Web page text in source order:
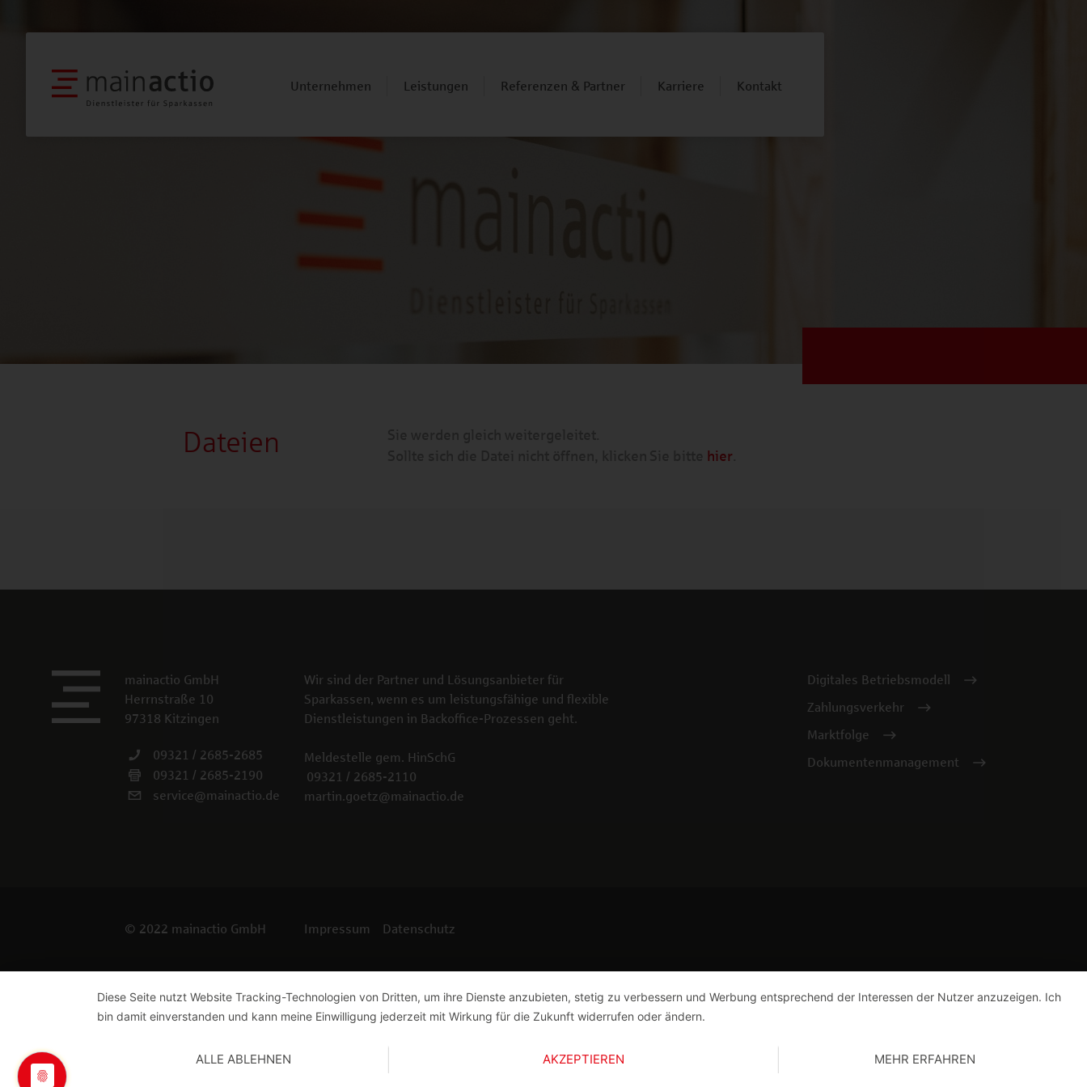
Unternehmen Leistungen Referenzen & Partner Karriere Kontakt
Dateien hier
mainactio GmbH
Herrnstraße 10
97318 Kitzingen
09321 / 2685-2685
09321 / 2685-2190
service@mainactio.de
Wir sind der Partner und Lösungsanbieter für
Sparkassen, wenn es um leistungsfähige und flexible
Dienstleistungen in Backoffice-Prozessen geht.
Meldestelle gem. HinSchG
09321 / 2685-2110
martin.goetz@mainactio.de
Digitales Betriebsmodell
Zahlungsverkehr
Marktfolge
Dokumentenmanagement
© 2022 mainactio GmbH Impressum Datenschutz
Diese Seite nutzt Website Tracking-Technologien von Dritten, um ihre Dienste anzubieten, stetig zu verbessern und Werbung entsprechend der Interessen der Nutzer anzuzeigen. Ich
bin damit einverstanden und kann meine Einwilligung jederzeit mit Wirkung für die Zukunft widerrufen oder ändern.
ALLE ABLEHNEN AKZEPTIEREN MEHR ERFAHREN